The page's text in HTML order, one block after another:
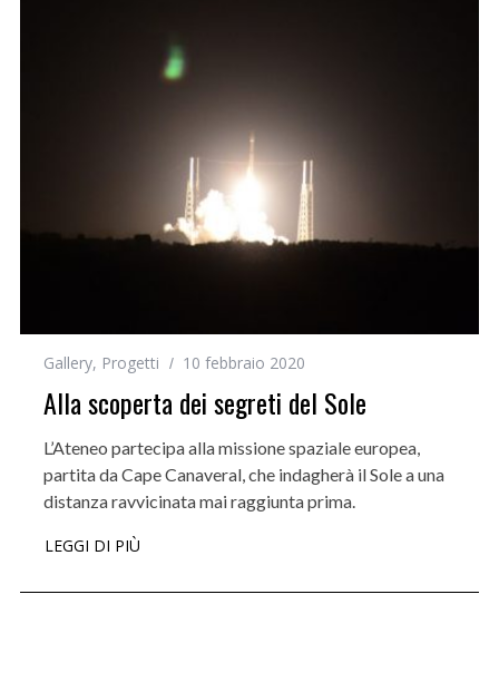
Gallery, Progetti 10 febbraio 2020
Alla scoperta dei segreti del Sole
L’Ateneo partecipa alla missione spaziale europea,
partita da Cape Canaveral, che indagherà il Sole a una
distanza ravvicinata mai raggiunta prima.
LEGGI DI PIÙ